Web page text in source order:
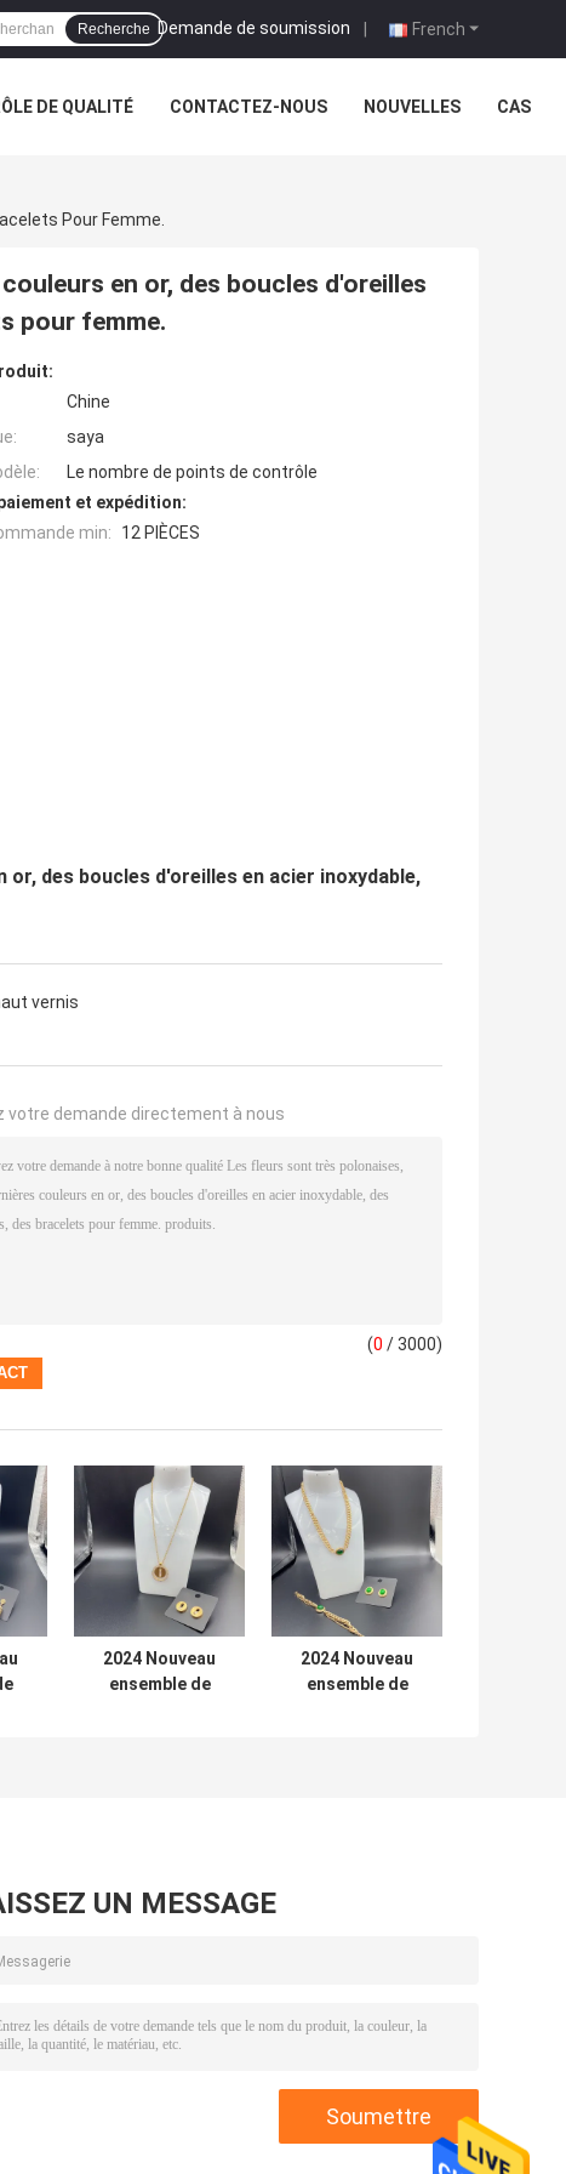
French
Demande de soumission |
Recherche
DE QUALITÉ CONTACTEZ-NOUS NOUVELLES CAS
Pour Femme.
en or, des boucles d'oreilles
pour femme.
Chine
saya
Le nombre de points de contrôle
et expédition:
min:
12 PIÈCES
des boucles d'oreilles en acier inoxydable,
vernis
votre demande directement à nous
(0 / 3000)
2024 Nouveau
ensemble de
2024 Nouveau
ensemble de
UN MESSAGE